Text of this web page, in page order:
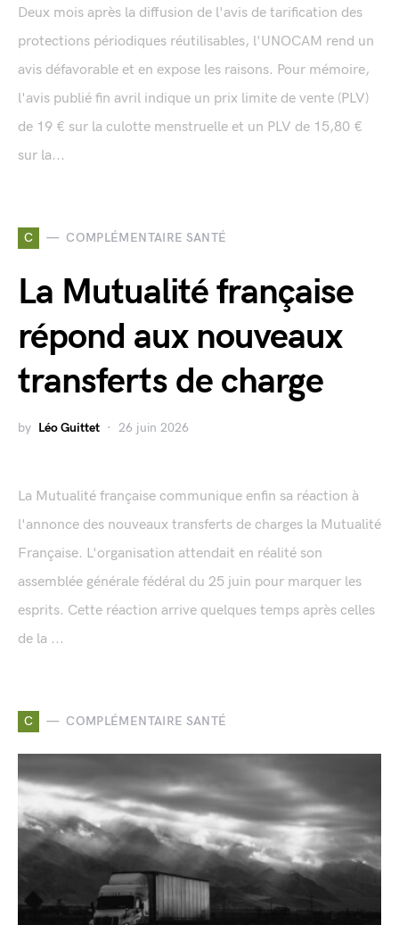
Deux mois après la diffusion de l'avis de tarification des
protections périodiques réutilisables, l'UNOCAM rend un
avis défavorable et en expose les raisons. Pour mémoire,
l'avis publié fin avril indique un prix limite de vente (PLV)
de 19 € sur la culotte menstruelle et un PLV de 15,80 €
sur la...
C COMPLÉMENTAIRE SANTÉ
La Mutualité française
répond aux nouveaux
transferts de charge
by Léo Guittet 26 juin 2026
La Mutualité française communique enfin sa réaction à
l'annonce des nouveaux transferts de charges la Mutualité
Française. L'organisation attendait en réalité son
assemblée générale fédéral du 25 juin pour marquer les
esprits. Cette réaction arrive quelques temps après celles
de la ...
C COMPLÉMENTAIRE SANTÉ